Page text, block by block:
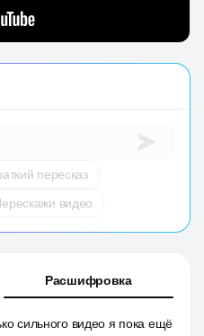
пересказ
видео
Расшифровка
сильного видео я пока ещё